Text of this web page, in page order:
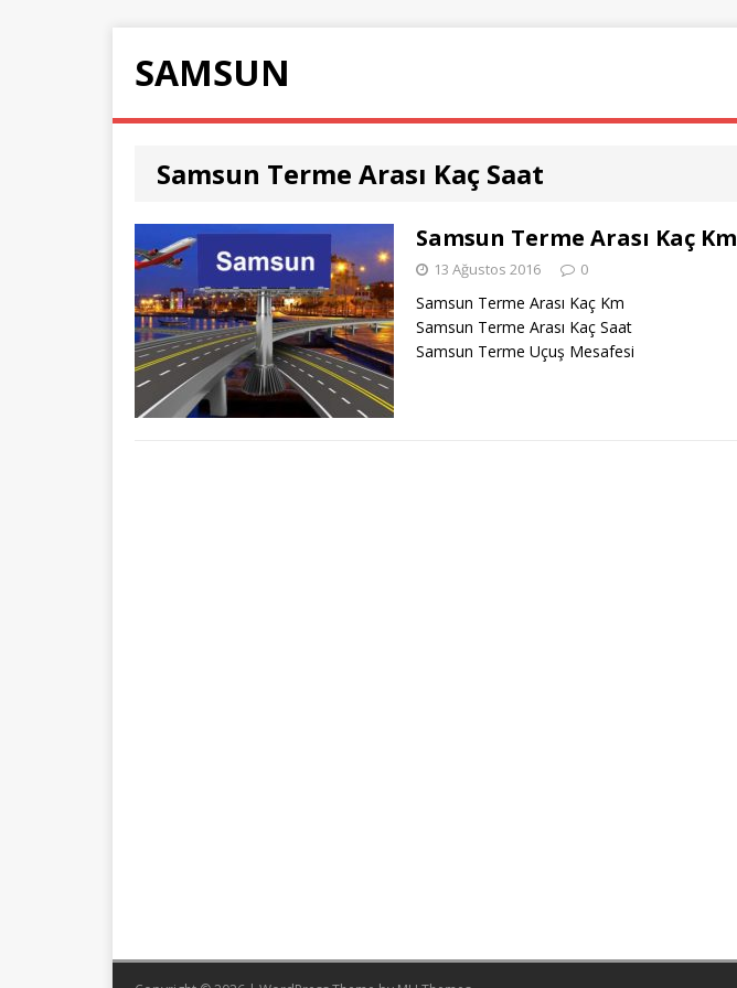
SAMSUN
Samsun Terme Arası Kaç Saat
Samsun Terme Arası Kaç Km
13 Ağustos 2016 0
Samsun Terme Arası Kaç Km
Samsun Terme Arası Kaç Saat
Samsun Terme Uçuş Mesafesi